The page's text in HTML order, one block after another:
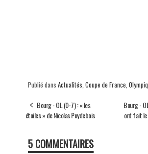
Publié dans Actualités, Coupe de France,
Bourg - OL (0-7) : « les
étoiles » de Nicolas Puydebois
Bourg -
ont fait le
5 COMMENTAIRES